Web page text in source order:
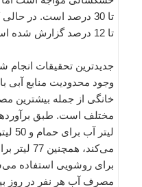
تا 12 درصد گزارش شده است.
جدیدترین تحقیقات انجام
خانگی از جمله بیشترین
برای روشویی استفاده